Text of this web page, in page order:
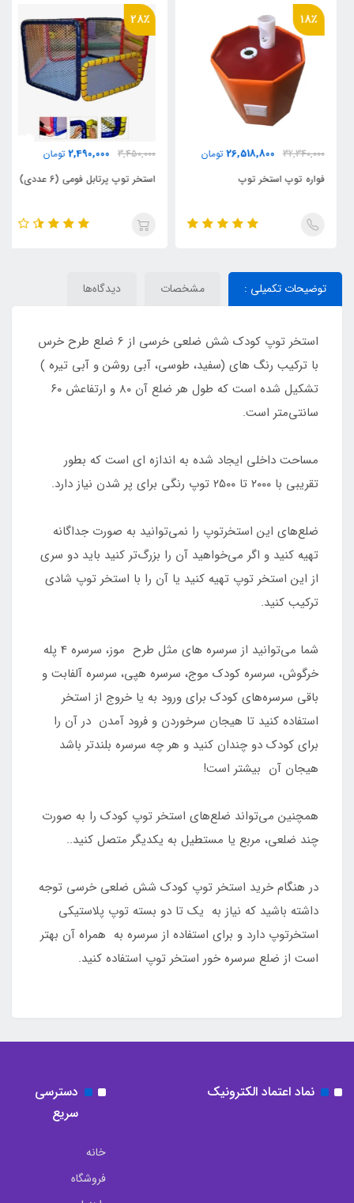
18٪
32,340,000
26,518,800 تومان
فواره توپ استخر توپ
28٪
3,450,000
2,490,000 تومان
استخر توپ پرتابل فومی (6 عددی)
توضیحات تکمیلی : مشخصات دیدگاه‌ها
استخر توپ کودک شش ضلعی خرسی از 6 ضلع طرح خرس
با ترکیب رنگ های (سفید، طوسی، آبی روشن و آبی تیره )
تشکیل شده است که طول هر ضلع آن ۸۰ و ارتفاعش ۶۰
سانتی‌متر است.
مساحت داخلی ایجاد شده به اندازه ای است که بطور
تقریبی با ۲۰۰۰ تا ۲۵۰۰ توپ رنگی برای پر شدن نیاز دارد.
ضلع‌های این استخرتوپ را نمی‌توانید به صورت جداگانه
تهیه کنید و اگر می‌خواهید آن را بزرگ‌تر کنید باید دو سری
از این استخر توپ تهیه کنید یا آن را با استخر توپ شادی
ترکیب کنید.
شما می‌توانید از سرسره های مثل طرح موز، سرسره 4 پله
خرگوش، سرسره کودک موج، سرسره هپی، سرسره آلفابت و
باقی سرسره‌های کودک برای ورود به یا خروج از استخر
استفاده کنید تا هیجان سرخوردن و فرود آمدن در آن را
برای کودک دو چندان کنید و هر چه سرسره بلندتر باشد
هیجان آن بیشتر است!
همچنین می‌تواند ضلع‌های استخر توپ کودک را به صورت
چند ضلعی، مربع یا مستطیل به یکدیگر متصل کنید..
در هنگام خرید استخر توپ کودک شش ضلعی خرسی توجه
داشته باشید که نیاز به یک تا دو بسته توپ پلاستیکی
استخرتوپ دارد و برای استفاده از سرسره به همراه آن بهتر
است از ضلع سرسره‌ خور استخر توپ استفاده کنید.
نماد اعتماد الکترونیک
دسترسی
سریع
خانه
فروشگاه